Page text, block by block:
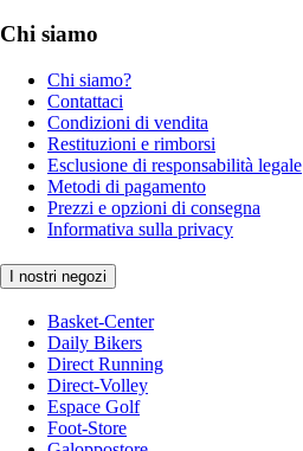
Chi siamo
Chi siamo?
Contattaci
Condizioni di vendita
Restituzioni e rimborsi
Esclusione di responsabilità legale
Metodi di pagamento
Prezzi e opzioni di consegna
Informativa sulla privacy
I nostri negozi
Basket-Center
Daily Bikers
Direct Running
Direct-Volley
Espace Golf
Foot-Store